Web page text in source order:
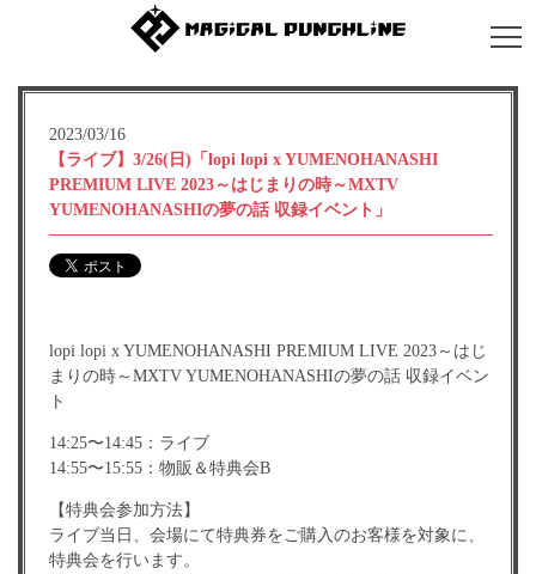
2023/03/16
【ライブ】3/26(日)「lopi lopi x YUMENOHANASHI
PREMIUM LIVE 2023～はじまりの時～MXTV
YUMENOHANASHIの夢の話 収録イベント」
lopi lopi x YUMENOHANASHI PREMIUM LIVE 2023～はじ
まりの時～MXTV YUMENOHANASHIの夢の話 収録イベン
ト
14:25〜14:45：ライブ
14:55〜15:55：物販＆特典会B
【特典会参加方法】
ライブ当日、会場にて特典券をご購入のお客様を対象に、
特典会を行います。